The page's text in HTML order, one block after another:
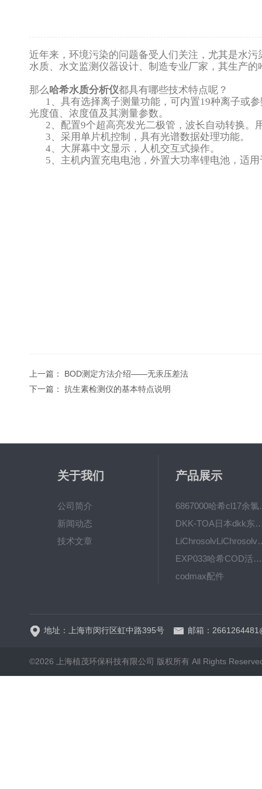
近年来，环境污染的问题备受人们关注，尤其是水
水质、水文监测仪器设计、制造专业厂家，其生产
那么哈希水质分析仪都具有哪些技术特点呢？
1、具有选择离子测量功能，可内置19种离子或
光度值、浓度值及其测量参数。
2、配置9个超高亮发光二极管，波长自动转换。
3、采用单片机控制，具有光谱数据处理功能。
4、大屏幕中文显示，人机交互式操作。
5、主机内置充电电池，外置大功率锂电池，适
上一篇： BOD测定方法介绍——无汞压差法
下一篇： 抗生素检测仪的基本特点说明
关于我们
公司简介
新闻动态
技术文章
产品展示
6867000
DKK-TOA日本dkk东亚电
EXP033哈希COD活塞泵价格 EXP033
codmax配件
地址：上海市闵行区虹中路395号 邮箱：
©2026 上海植茂环保科技有限公司 版权所有 All Rights